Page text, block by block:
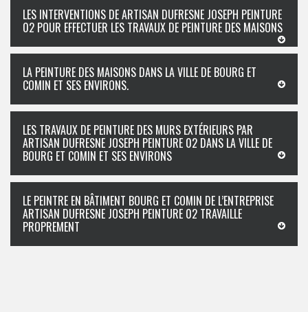
LES INTERVENTIONS DE ARTISAN DUFRESNE JOSEPH PEINTURE
02 POUR EFFECTUER LES TRAVAUX DE PEINTURE DES MAISONS
LA PEINTURE DES MAISONS DANS LA VILLE DE BOURG ET
COMIN ET SES ENVIRONS.
LES TRAVAUX DE PEINTURE DES MURS EXTÉRIEURS PAR
ARTISAN DUFRESNE JOSEPH PEINTURE 02 DANS LA VILLE DE
BOURG ET COMIN ET SES ENVIRONS
LE PEINTRE EN BÂTIMENT BOURG ET COMIN DE L’ENTREPRISE
ARTISAN DUFRESNE JOSEPH PEINTURE 02 TRAVAILLE
PROPREMENT